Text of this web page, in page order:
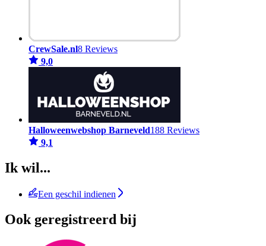
CrewSale.nl8 Reviews
9,0
Halloweenwebshop Barneveld188 Reviews
9,1
Ik wil...
Een geschil indienen
Ook geregistreerd bij